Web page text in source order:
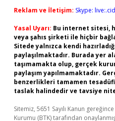
Reklam ve İletişim: Skype:
Yasal Uyarı: Bu internet sitesi,
veya şahıs şirketi ile hiçbir
Sitede yalnızca kendi
paylaşılmaktadır. Burada yer
taşımamakta olup, gerçek
paylaşım yapılmamaktadır.
benzerlikleri tamamen
taslak halindedir ve tavsiye
Sitemiz, 5651 Sayılı Kanun
Kurumu (BTK) tarafından